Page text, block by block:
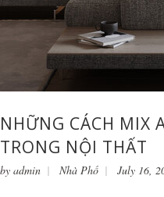
NHỮNG CÁCH MIX
TRONG NỘI THẤT
by admin Nhà Phố July 16,